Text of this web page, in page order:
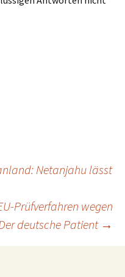
Netanjahu lässt
Prüfverfahren wegen
deutsche Patient →